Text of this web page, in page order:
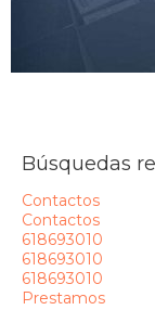
Búsquedas
Contactos
Contactos
618693010
618693010
618693010
Prestamos